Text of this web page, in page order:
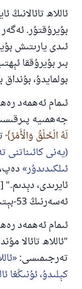
ئاللاھ تائالانىڭ
بۇيرۇقتۇر.
ئىدى يارىتىش
بىر بۇيرۇققا
بولمايدۇ،
ئىمام ئەھمەد
جەھمىيە
لَهُ الْخَلْقُ وَالْأَمْرُ
(يەنى كائىناتنى
ئىلكىدىدۇر
ئايرىدى،
ئەسەرنىڭ 53-بېتىدە بايان قىلغان].
ئىمام ئەھمەد
"ئاللاھ تائالا
تەرجىمىسى:
كېلىدۇ، ئۇنىڭغا